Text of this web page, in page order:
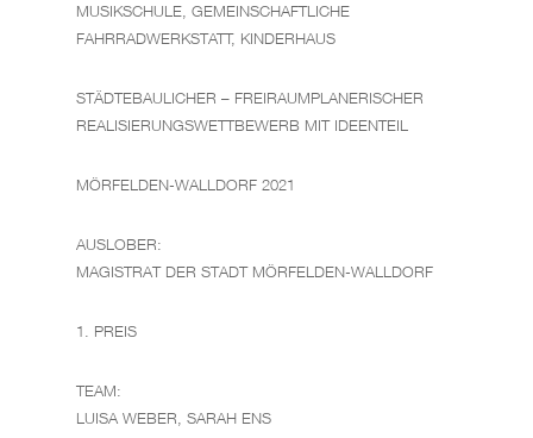
MUSIKSCHULE, GEMEINSCHAFTLICHE
FAHRRADWERKSTATT, KINDERHAUS
STÄDTEBAULICHER – FREIRAUMPLANERISCHER
REALISIERUNGSWETTBEWERB MIT IDEENTEIL
MÖRFELDEN-WALLDORF 2021
AUSLOBER:
MAGISTRAT DER STADT MÖRFELDEN-WALLDORF
1. PREIS
TEAM:
LUISA WEBER, SARAH ENS